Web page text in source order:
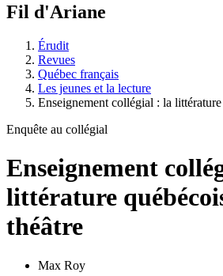
Fil d'Ariane
Érudit
Revues
Québec français
Les jeunes et la lecture
Enseignement collégial : la
Enquête au collégial
Enseignement
littérature
théâtre
Max Roy